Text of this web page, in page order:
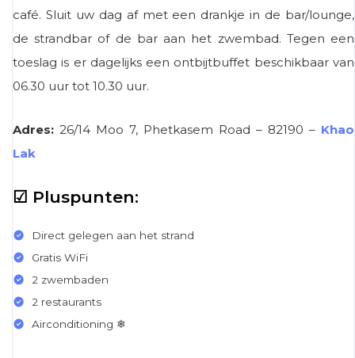
café. Sluit uw dag af met een drankje in de bar/lounge,
de strandbar of de bar aan het zwembad. Tegen een
toeslag is er dagelijks een ontbijtbuffet beschikbaar van
06.30 uur tot 10.30 uur.
Adres: 26/14 Moo 7, Phetkasem Road – 82190 – Khao
Lak
☑ Pluspunten:
Direct gelegen aan het strand
Gratis WiFi
2 zwembaden
2 restaurants
Airconditioning ❄